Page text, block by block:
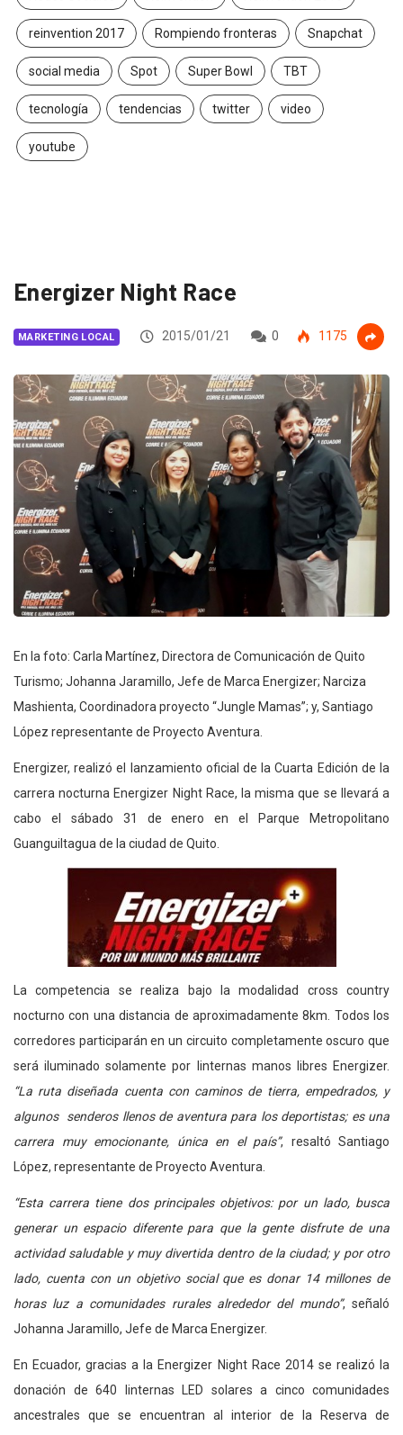
reinvention 2017 Rompiendo fronteras Snapchat
social media Spot Super Bowl TBT
tecnología tendencias twitter video
youtube
Energizer Night Race
MARKETING LOCAL 2015/01/21 0 1175
En la foto: Carla Martínez, Directora de Comunicación de Quito
Turismo; Johanna Jaramillo, Jefe de Marca Energizer; Narciza
Mashienta, Coordinadora proyecto “Jungle Mamas”; y, Santiago
López representante de Proyecto Aventura.
Energizer, realizó el lanzamiento oficial de la Cuarta Edición de la
carrera nocturna Energizer Night Race, la misma que se llevará a
cabo el sábado 31 de enero en el Parque Metropolitano
Guanguiltagua de la ciudad de Quito.
La competencia se realiza bajo la modalidad cross country
nocturno con una distancia de aproximadamente 8km. Todos los
corredores participarán en un circuito completamente oscuro que
será iluminado solamente por linternas manos libres Energizer.
“La ruta diseñada cuenta con caminos de tierra, empedrados, y
algunos senderos llenos de aventura para los deportistas; es una
carrera muy emocionante, única en el país”, resaltó Santiago
López, representante de Proyecto Aventura.
“Esta carrera tiene dos principales objetivos: por un lado, busca
generar un espacio diferente para que la gente disfrute de una
actividad saludable y muy divertida dentro de la ciudad; y por otro
lado, cuenta con un objetivo social que es donar 14 millones de
horas luz a comunidades rurales alrededor del mundo”, señaló
Johanna Jaramillo, Jefe de Marca Energizer.
En Ecuador, gracias a la Energizer Night Race 2014 se realizó la
donación de 640 linternas LED solares a cinco comunidades
ancestrales que se encuentran al interior de la Reserva de